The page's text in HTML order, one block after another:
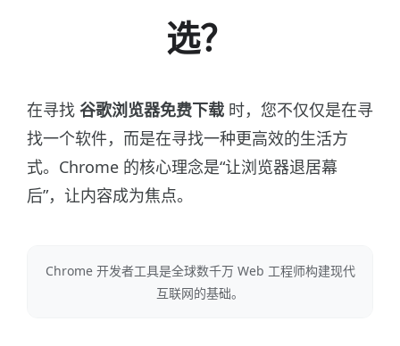
选？
在寻找 谷歌浏览器免费下载 时，您不仅仅是在寻
找一个软件，而是在寻找一种更高效的生活方
式。Chrome 的核心理念是“让浏览器退居幕
后”，让内容成为焦点。
Chrome 开发者工具是全球数千万 Web 工程师构建现代
互联网的基础。